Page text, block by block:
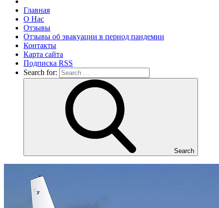
Главная
О Нас
Отзывы
Отзывы об эвакуации в период пандемии
Контакты
Карта сайта
Подписка RSS
Search for:
Search